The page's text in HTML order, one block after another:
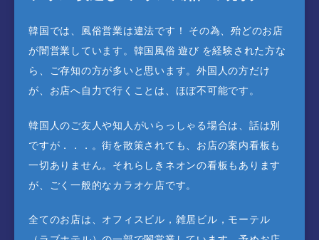
韓国では、風俗営業は違法です！ その為、殆どのお店
が闇営業しています。韓国風俗 遊び を経験された方な
ら、ご存知の方が多いと思います。外国人の方だけ
が、お店へ自力で行くことは、ほぼ不可能です。
韓国人のご友人や知人がいらっしゃる場合は、話は別
ですが．．．。街を散策されても、お店の案内看板も
一切ありません。それらしきネオンの看板もあります
が、ごく一般的なカラオケ店です。
全てのお店は、オフィスビル，雑居ビル，モーテル